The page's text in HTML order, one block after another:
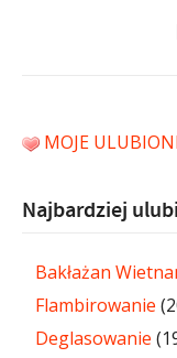
MOJE
Najbardziej
Bakłażan
Flambirowanie
Deglasowanie